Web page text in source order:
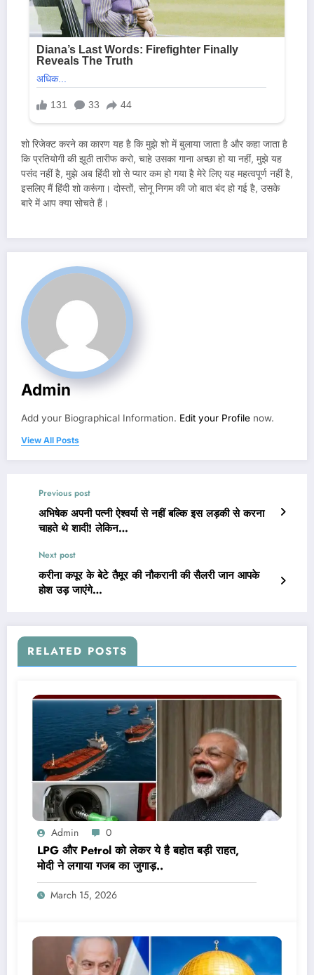
शो रिजेक्ट करने का कारण यह है कि मुझे शो में बुलाया जाता है और कहा जाता है
कि प्रतियोगी की झूठी तारीफ करो, चाहे उसका गाना अच्छा हो या नहीं, मुझे यह
पसंद नहीं है, मुझे अब हिंदी शो से प्यार कम हो गया है मेरे लिए यह महत्वपूर्ण नहीं है,
इसलिए मैं हिंदी शो करूंगा। दोस्तों, सोनू निगम की जो बात बंद हो गई है, उसके
बारे में आप क्या सोचते हैं।
Admin
Add your Biographical Information. Edit your Profile now.
View All Posts
Previous post
अभिषेक अपनी पत्नी ऐश्वर्या से नहीं बल्कि इस लड़की से करना
चाहते थे शादी! लेकिन…
Next post
करीना कपूर के बेटे तैमूर की नौकरानी की सैलरी जान आपके
होश उड़ जाएंगे…
RELATED POSTS
Admin 0
LPG और Petrol को लेकर ये है बहोत बड़ी राहत,
मोदी ने लगाया गजब का जुगाड़..
March 15, 2026